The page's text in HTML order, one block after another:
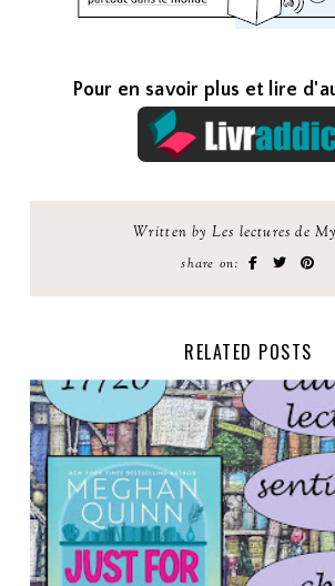
Pour en savoir plus et lire
Written by Les lectures de
share on:
RELATED POSTS